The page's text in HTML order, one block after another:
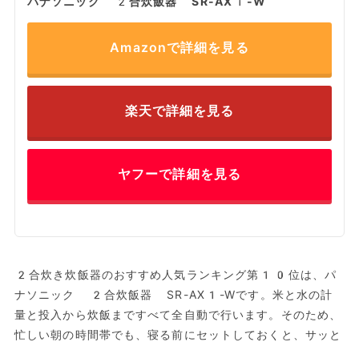
Amazonで詳細を見る
楽天で詳細を見る
ヤフーで詳細を見る
2合炊き炊飯器のおすすめ人気ランキング第10位は、パ
ナソニック 2合炊飯器 SR-AX1-Wです。米と水の計
量と投入から炊飯まですべて全自動で行います。そのため、
忙しい朝の時間帯でも、寝る前にセットしておくと、サッと